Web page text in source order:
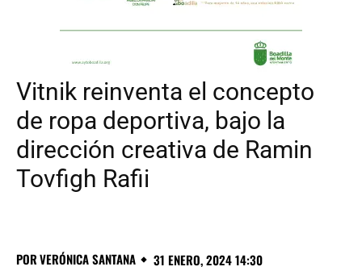
Vitnik reinventa el concepto
de ropa deportiva, bajo la
dirección creativa de Ramin
Tovfigh Rafii
PORVERÓNICA SANTANA 31 ENERO, 2024 14:30